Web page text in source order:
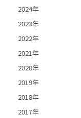
2024年
2023年
2022年
2021年
2020年
2019年
2018年
2017年